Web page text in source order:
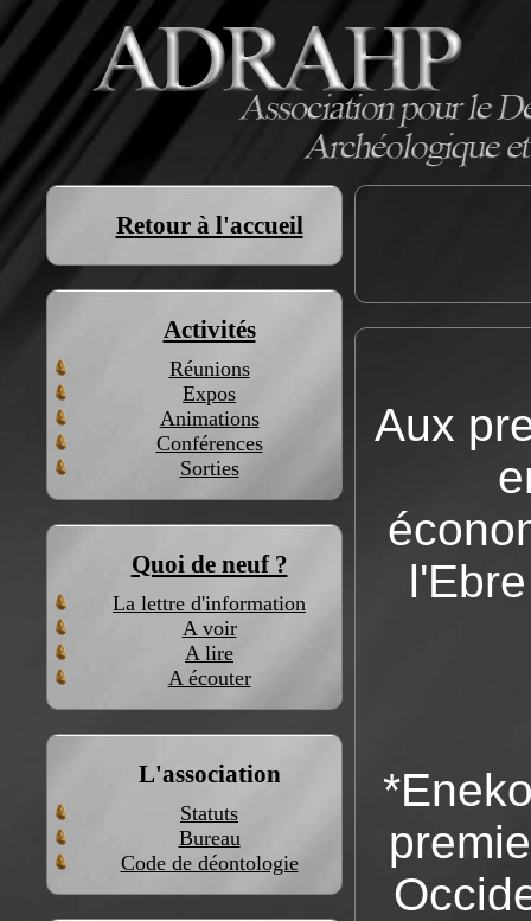
Retour à l'accueil
Activités
Réunions
Expos
Animations
Conférences
Sorties
Quoi de neuf ?
La lettre d'information
A voir
A lire
A écouter
L'association
Statuts
Bureau
Code de déontologie
Aux